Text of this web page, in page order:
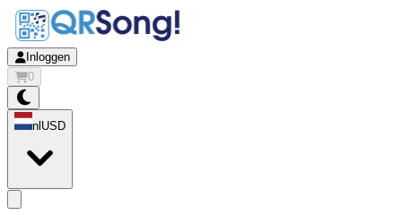
Inloggen
0
nl USD